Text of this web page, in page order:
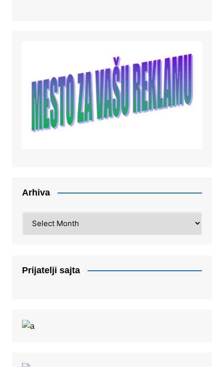
Arhiva
Prijatelji sajta